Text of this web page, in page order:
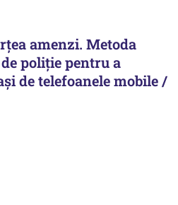
amenzi. Metoda
poliție pentru a
de telefoanele mobile /